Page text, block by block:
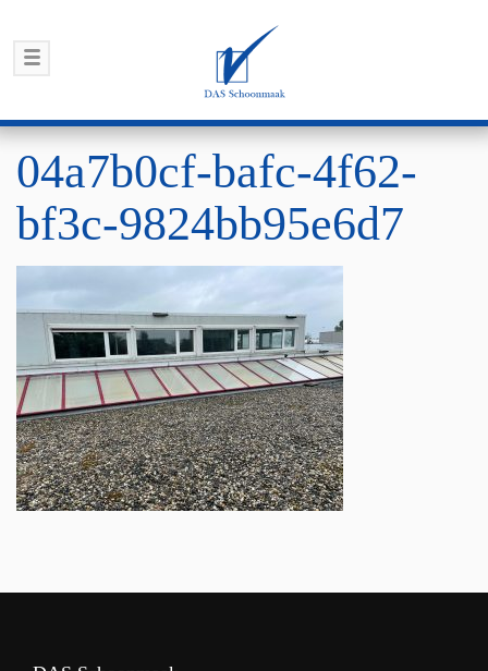
04a7b0cf-bafc-4f62-
bf3c-9824bb95e6d7